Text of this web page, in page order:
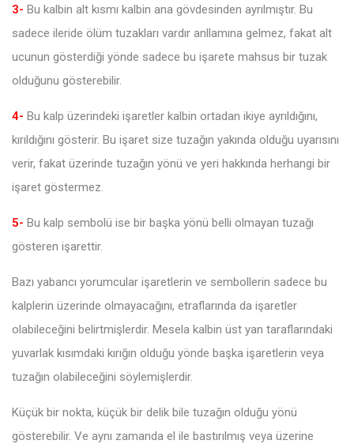
3- Bu kalbin alt kısmı kalbin ana gövdesinden ayrılmıştır. Bu
sadece ileride ölüm tuzakları vardır anllamına gelmez, fakat alt
ucunun gösterdiği yönde sadece bu işarete mahsus bir tuzak
olduğunu gösterebilir.
4- Bu kalp üzerindeki işaretler kalbin ortadan ikiye ayrıldığını,
kırıldığını gösterir. Bu işaret size tuzağın yakında olduğu uyarısını
verir, fakat üzerinde tuzağın yönü ve yeri hakkında herhangi bir
işaret göstermez.
5- Bu kalp sembolü ise bir başka yönü belli olmayan tuzağı
gösteren işarettir.
Bazı yabancı yorumcular işaretlerin ve sembollerin sadece bu
kalplerin üzerinde olmayacağını, etraflarında da işaretler
olabileceğini belirtmişlerdir. Mesela kalbin üst yan taraflarındaki
yuvarlak kısımdaki kırığın olduğu yönde başka işaretlerin veya
tuzağın olabileceğini söylemişlerdir.
Küçük bir nokta, küçük bir delik bile tuzağın olduğu yönü
gösterebilir. Ve aynı zamanda el ile bastırılmış veya üzerine